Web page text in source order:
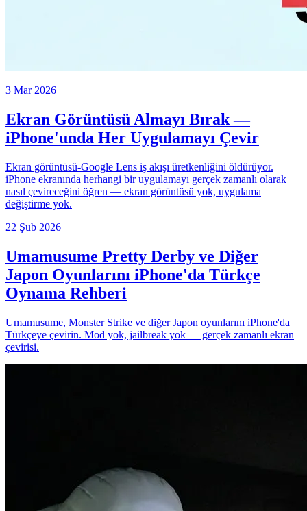
3 Mar 2026
Ekran Görüntüsü Almayı Bırak —
iPhone'unda Her Uygulamayı Çevir
Ekran görüntüsü-Google Lens iş akışı üretkenliğini öldürüyor.
iPhone ekranında herhangi bir uygulamayı gerçek zamanlı olarak
nasıl çevireceğini öğren — ekran görüntüsü yok, uygulama
değiştirme yok.
22 Şub 2026
Umamusume Pretty Derby ve Diğer
Japon Oyunlarını iPhone'da Türkçe
Oynama Rehberi
Umamusume, Monster Strike ve diğer Japon oyunlarını iPhone'da
Türkçeye çevirin. Mod yok, jailbreak yok — gerçek zamanlı ekran
çevirisi.